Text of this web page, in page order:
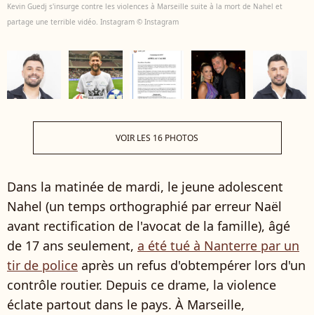
Kevin Guedj s'insurge contre les violences à Marseille suite à la mort de Nahel et
partage une terrible vidéo. Instagram © Instagram
VOIR LES 16 PHOTOS
Dans la matinée de mardi, le jeune adolescent
Nahel (un temps orthographié par erreur Naël
avant rectification de l'avocat de la famille), âgé
de 17 ans seulement, a été tué à Nanterre par un
tir de police après un refus d'obtempérer lors d'un
contrôle routier. Depuis ce drame, la violence
éclate partout dans le pays. À Marseille,